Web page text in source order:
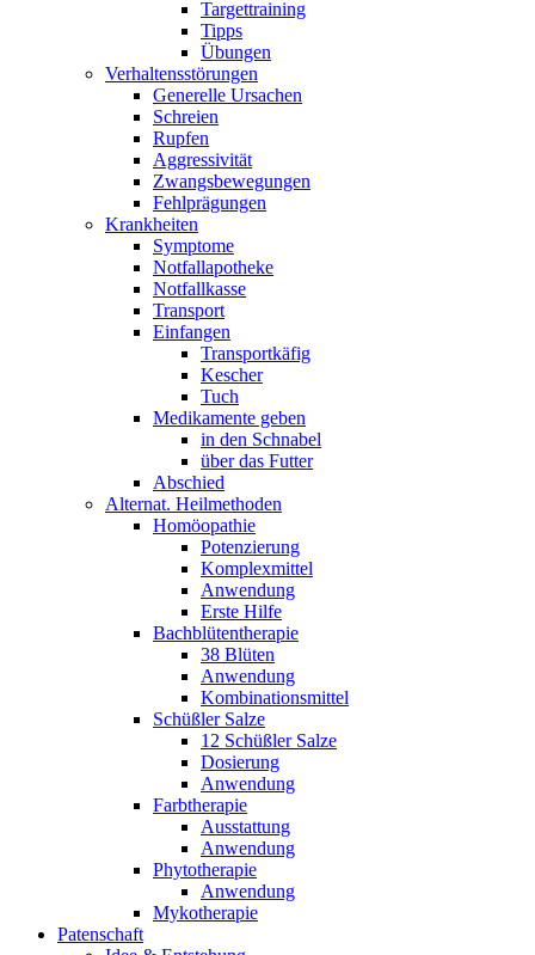
Targettraining
Tipps
Übungen
Verhaltensstörungen
Generelle Ursachen
Schreien
Rupfen
Aggressivität
Zwangsbewegungen
Fehlprägungen
Krankheiten
Symptome
Notfallapotheke
Notfallkasse
Transport
Einfangen
Transportkäfig
Kescher
Tuch
Medikamente geben
in den Schnabel
über das Futter
Abschied
Alternat. Heilmethoden
Homöopathie
Potenzierung
Komplexmittel
Anwendung
Erste Hilfe
Bachblütentherapie
38 Blüten
Anwendung
Kombinationsmittel
Schüßler Salze
12 Schüßler Salze
Dosierung
Anwendung
Farbtherapie
Ausstattung
Anwendung
Phytotherapie
Anwendung
Mykotherapie
Patenschaft